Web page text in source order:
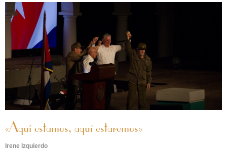
«Aquí estamos, aquí estaremos»
Irene Izquierdo